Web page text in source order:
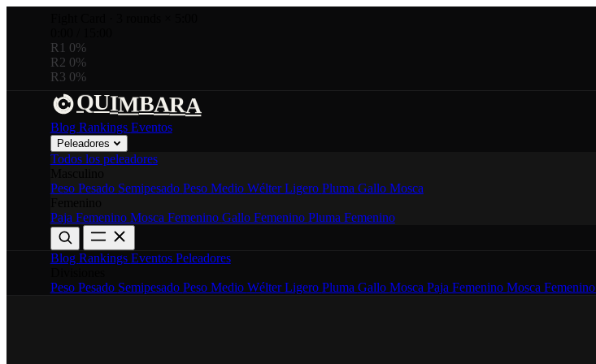
R1 0%
R2 0%
R3 0%
QUIMBARA
Blog Rankings Eventos
Peleadores
Todos los peleadores
Peso Pesado Semipesado Peso Medio WélterLigero Pluma Gallo Mosca
Paja Femenino Mosca Femenino Gallo Femenino Pluma Femenino
Blog Rankings Eventos Peleadores
Peso Pesado Semipesado Peso Medio WélterLigero Pluma Gallo Mosca Paja Femenino Mosca Femenino